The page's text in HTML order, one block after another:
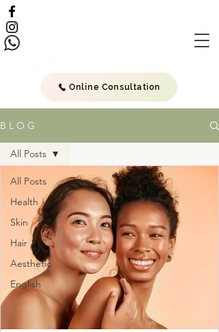
Online Consultation
B L O G
All Posts
Health
Skin
Hair
Aesthetic
English
All Posts